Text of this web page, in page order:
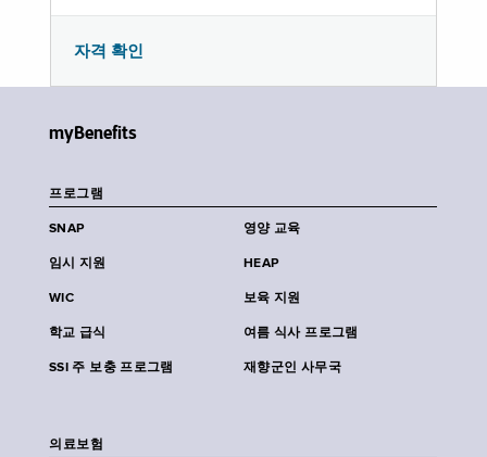
자격 확인
myBenefits
프로그램
SNAP 영양 교육
임시 지원 HEAP
WIC 보육 지원
학교 급식 여름 식사 프로그램
SSI 주 보충 프로그램 재향군인 사무국
의료보험